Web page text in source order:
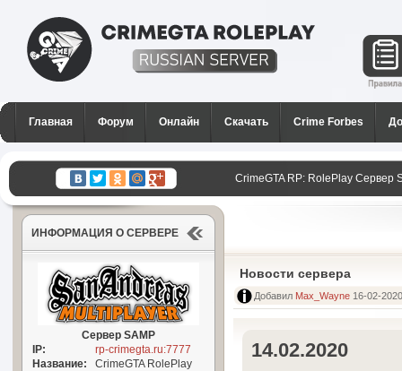
CrimeGTA RP - Лучший РП
сервер SAMP в России для
Главная Форум Онлайн Скачать Crime Forbes
CrimeGTA RP: RolePlay Сервер
ИНФОРМАЦИЯ О СЕРВЕРЕ
Сервер SAMP
IP:
rp-crimegta.ru:7777
Название:
CrimeGTA RolePlay
Новости сервера
Добавил Max_Wayne 16-02-
14.02.2020